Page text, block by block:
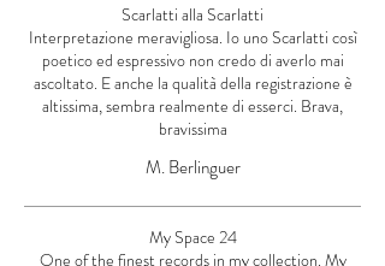
Scarlatti alla Scarlatti
Interpretazione meravigliosa. Io uno Scarlatti così
poetico ed espressivo non credo di averlo mai
ascoltato. E anche la qualità della registrazione è
altissima, sembra realmente di esserci. Brava,
bravissima
M. Berlinguer
My Space 24
One of the finest records in my collection. My